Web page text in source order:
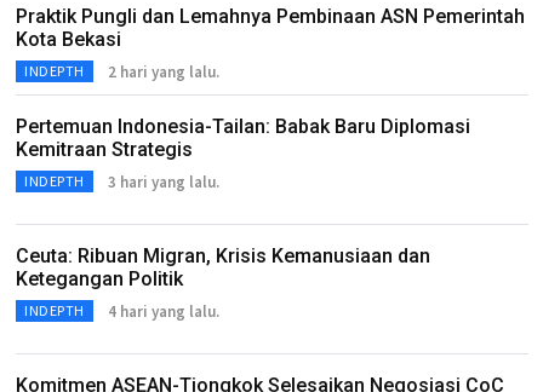
Praktik Pungli dan Lemahnya Pembinaan ASN Pemerintah
Kota Bekasi
INDEPTH 2 hari yang lalu.
Pertemuan Indonesia-Tailan: Babak Baru Diplomasi
Kemitraan Strategis
INDEPTH 3 hari yang lalu.
Ceuta: Ribuan Migran, Krisis Kemanusiaan dan
Ketegangan Politik
INDEPTH 4 hari yang lalu.
Komitmen ASEAN-Tiongkok Selesaikan Negosiasi CoC